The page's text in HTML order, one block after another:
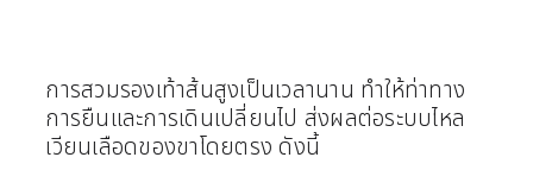
การสวมรองเท้าส้นสูงเป็นเวลานาน ทำให้ท่าทาง
การยืนและการเดินเปลี่ยนไป ส่งผลต่อระบบไหล
เวียนเลือดของขาโดยตรง ดังนี้